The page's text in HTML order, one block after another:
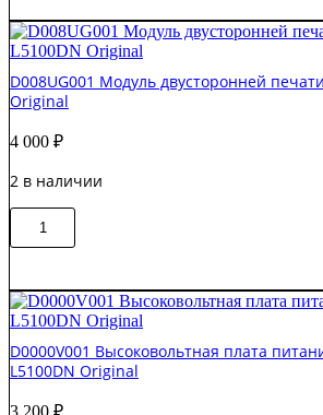
выхода
бумаги
Brother
HL-
L5100
D008UG001 Модуль двусторонней
Original
4 000 ₽
2 в наличии
Количество
товара
двусторонней
печати
Brother
HL-
L5100DN
D0000V001 Высоковольтная плата
L5100DN Original